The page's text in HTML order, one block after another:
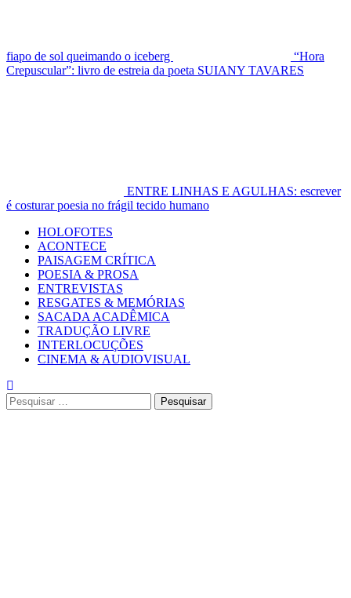
fiapo de sol queimando o iceberg
“Hora
Crepuscular”: livro de estreia da poeta SUIANY TAVARES
ENTRE LINHAS E AGULHAS: escrever
é costurar poesia no frágil tecido humano
Primary
Menu
HOLOFOTES
ACONTECE
PAISAGEM CRÍTICA
POESIA & PROSA
ENTREVISTAS
RESGATES & MEMÓRIAS
SACADA ACADÊMICA
TRADUÇÃO LIVRE
INTERLOCUÇÕES
CINEMA & AUDIOVISUAL
Pesquisar
por: